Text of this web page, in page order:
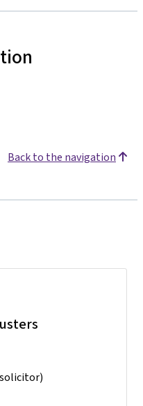
Back to the navigation